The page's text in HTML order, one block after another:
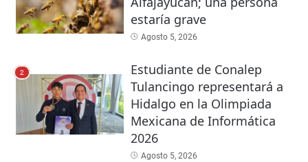
estaría grave
Agosto 5, 2026
2
Estudiante de Conalep
Tulancingo representará a
Hidalgo en la Olimpiada
Mexicana de Informática
2026
Agosto 5, 2026